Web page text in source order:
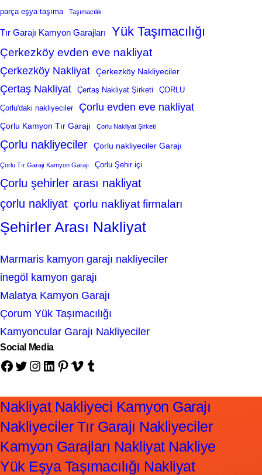
parça eşya taşıma Taşımacılık
Tır Garajı Kamyon Garajları Yük Taşımacılığı
Çerkezköy evden eve nakliyat
Çerkezköy Nakliyat Çerkezköy Nakliyeciler
Çertaş Nakliyat Çertaş Nakliyat Şirketi ÇORLU
Çorlu'daki nakliyeciler Çorlu evden eve nakliyat
Çorlu Kamyon Tır Garajı Çorlu Nakliyat Şirketi
Çorlu nakliyeciler Çorlu nakliyeciler Garajı
Çorlu Tır Garajı Kamyon Garajı Çorlu Şehir içi
Çorlu şehirler arası nakliyat
çorlu nakliyat çorlu nakliyat firmaları
Şehirler Arası Nakliyat
Marmaris kamyon garajı nakliyeciler
inegöl kamyon garajı
Malatya Kamyon Garajı
Çorum Yük Taşımacılığı
Kamyoncular Garajı Nakliyeciler
Social Media
Facebook Twitter Instagram LinkedIn Pinterest Vimeo Tumblr
Nakliyat Nakliyeci Kamyon Garajı
Nakliyeciler Tır Garajı Nakliyeciler
Kamyon Garajları Nakliyat Nakliye
Yük Eşya Taşımacılığı Nakliyat